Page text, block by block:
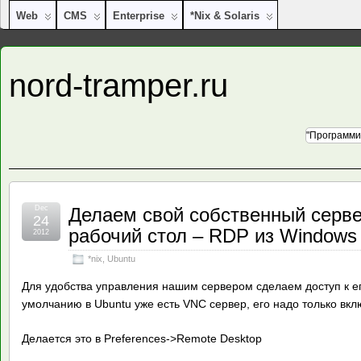
Web CMS Enterprise *nix & Solaris
nord-tramper.ru
Делаем свой собственный
рабочий стол – RDP из
*nix Ubuntu
Dec
24
2012
Для удобства управления нашим сервером сделаем доступ к
умолчанию в Ubuntu уже есть VNC сервер, его надо только
Делается это в Preferences->Remote Desktop